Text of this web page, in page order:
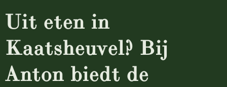
Uit eten in
Kaatsheuvel? Bij
Anton biedt de